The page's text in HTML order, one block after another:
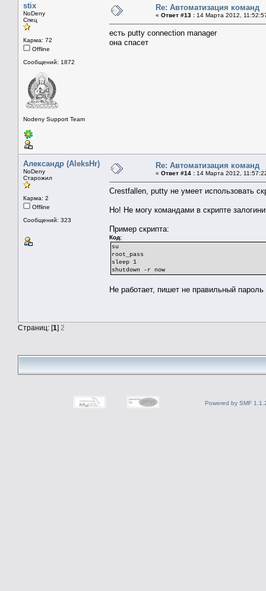
stix
NoDeny
Спец
Карма: 72
Offline
Сообщений: 1872
Nodeny Support Team
Re: Автоматизация команд
« Ответ #13 : 14 Марта 2012,
есть putty connection manager
она спасет
Александр (AleksHr)
NoDeny
Старожил
Карма: 2
Offline
Сообщений: 323
Re: Автоматизация команд
« Ответ #14 : 14 Марта 2012,
Crestfallen, putty не умеет использовать
Но! Не могу командами в скрипте
Пример скрипта:
Код:
su
root_pass
sleep 1
shutdown -r now
Не работает, пишет не правильный пароль
Страниц: [1] 2
Powered by SMF